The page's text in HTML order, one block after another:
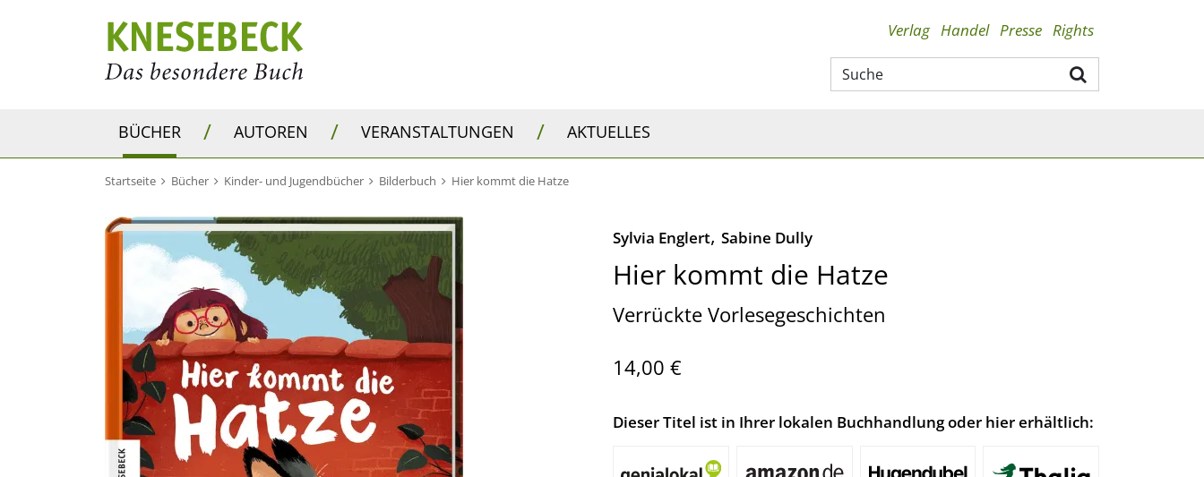
Verlag Handel Presse Rights
BÜCHER / AUTOREN / VERANSTALTUNGEN / AKTUELLES
Startseite Bücher Kinder- und Jugendbücher Bilderbuch Hier kommt die Hatze
Sylvia Englert, Sabine Dully
Hier kommt die Hatze
Verrückte Vorlesegeschichten
14,00 €
Dieser Titel ist in Ihrer lokalen Buchhandlung oder hier erhältlich: